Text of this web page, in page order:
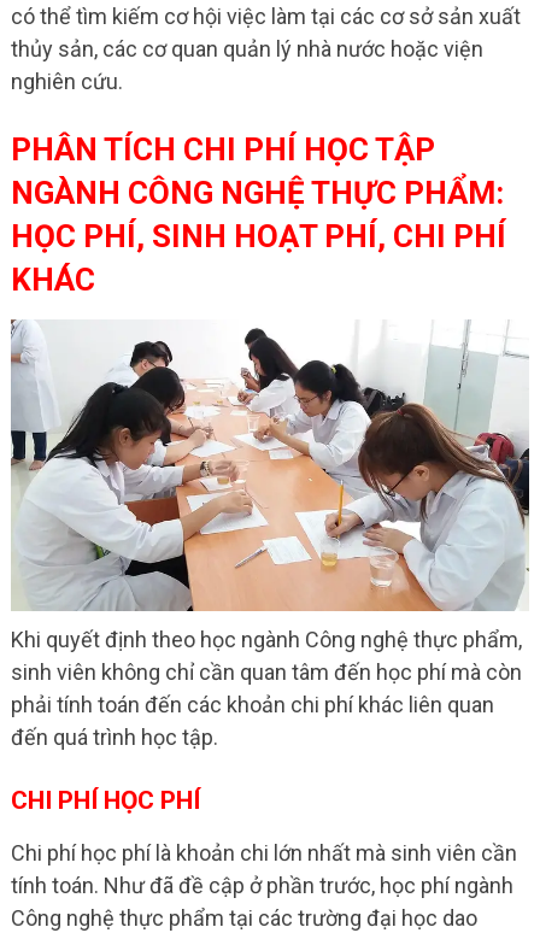
có thể tìm kiếm cơ hội việc làm tại các cơ sở sản xuất
thủy sản, các cơ quan quản lý nhà nước hoặc viện
nghiên cứu.
PHÂN TÍCH CHI PHÍ HỌC TẬP
NGÀNH CÔNG NGHỆ THỰC PHẨM:
HỌC PHÍ, SINH HOẠT PHÍ, CHI PHÍ
KHÁC
Khi quyết định theo học ngành Công nghệ thực phẩm,
sinh viên không chỉ cần quan tâm đến học phí mà còn
phải tính toán đến các khoản chi phí khác liên quan
đến quá trình học tập.
CHI PHÍ HỌC PHÍ
Chi phí học phí là khoản chi lớn nhất mà sinh viên cần
tính toán. Như đã đề cập ở phần trước, học phí ngành
Công nghệ thực phẩm tại các trường đại học dao